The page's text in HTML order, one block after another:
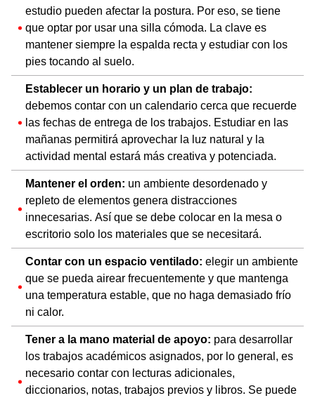
estudio pueden afectar la postura. Por eso, se tiene
que optar por usar una silla cómoda. La clave es
mantener siempre la espalda recta y estudiar con los
pies tocando al suelo.
Establecer un horario y un plan de trabajo:
debemos contar con un calendario cerca que recuerde
las fechas de entrega de los trabajos. Estudiar en las
mañanas permitirá aprovechar la luz natural y la
actividad mental estará más creativa y potenciada.
Mantener el orden: un ambiente desordenado y
repleto de elementos genera distracciones
innecesarias. Así que se debe colocar en la mesa o
escritorio solo los materiales que se necesitará.
Contar con un espacio ventilado: elegir un ambiente
que se pueda airear frecuentemente y que mantenga
una temperatura estable, que no haga demasiado frío
ni calor.
Tener a la mano material de apoyo: para desarrollar
los trabajos académicos asignados, por lo general, es
necesario contar con lecturas adicionales,
diccionarios, notas, trabajos previos y libros. Se puede